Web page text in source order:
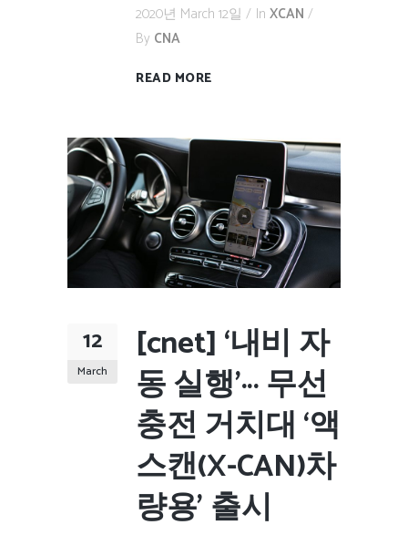
2020년 March 12일 In XCAN
By CNA
READ MORE
12
March
[cnet] ‘내비 자
동 실행’··· 무선
충전 거치대 ‘액
스캔(X-CAN)차
량용’ 출시